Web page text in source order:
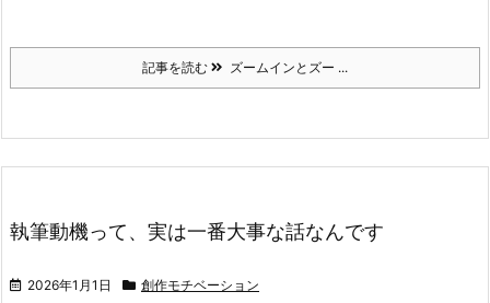
記事を読む ズームインとズー ...
執筆動機って、実は一番大事な話なんです
2026年1月1日 創作モチベーション